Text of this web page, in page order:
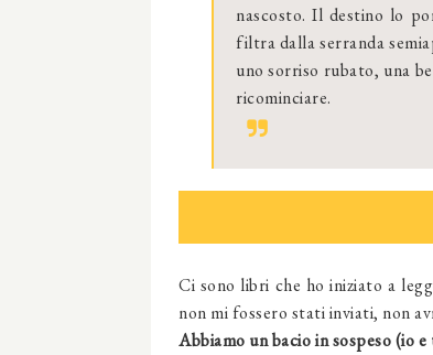
nascosto. Il destino lo
filtra dalla serranda
uno sorriso rubato, una
ricominciare.
Ci sono libri che ho iniziato a
non mi fossero stati inviati, non
Abbiamo un bacio in sospeso (io e